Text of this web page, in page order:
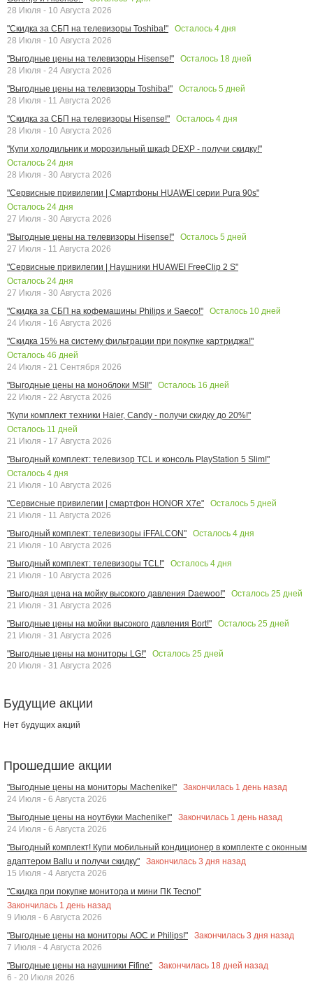
28 Июля - 10 Августа 2026
"Скидка за СБП на телевизоры Toshiba!"
Осталось 4 дня
28 Июля - 10 Августа 2026
"Выгодные цены на телевизоры Hisense!"
Осталось 18 дней
28 Июля - 24 Августа 2026
"Выгодные цены на телевизоры Toshiba!"
Осталось 5 дней
28 Июля - 11 Августа 2026
"Скидка за СБП на телевизоры Hisense!"
Осталось 4 дня
28 Июля - 10 Августа 2026
"Купи холодильник и морозильный шкаф DEXP - получи скидку!"
Осталось 24 дня
28 Июля - 30 Августа 2026
"Сервисные привилегии | Смартфоны HUAWEI серии Pura 90s"
Осталось 24 дня
27 Июля - 30 Августа 2026
"Выгодные цены на телевизоры Hisense!"
Осталось 5 дней
27 Июля - 11 Августа 2026
"Сервисные привилегии | Наушники HUAWEI FreeClip 2 S"
Осталось 24 дня
27 Июля - 30 Августа 2026
"Скидка за СБП на кофемашины Philips и Saeco!"
Осталось 10 дней
24 Июля - 16 Августа 2026
"Скидка 15% на систему фильтрации при покупке картриджа!"
Осталось 46 дней
24 Июля - 21 Сентября 2026
"Выгодные цены на моноблоки MSI!"
Осталось 16 дней
22 Июля - 22 Августа 2026
"Купи комплект техники Haier, Candy - получи скидку до 20%!"
Осталось 11 дней
21 Июля - 17 Августа 2026
"Выгодный комплект: телевизор TCL и консоль PlayStation 5 Slim!"
Осталось 4 дня
21 Июля - 10 Августа 2026
"Сервисные привилегии | смартфон HONOR X7e"
Осталось 5 дней
21 Июля - 11 Августа 2026
"Выгодный комплект: телевизоры iFFALCON"
Осталось 4 дня
21 Июля - 10 Августа 2026
"Выгодный комплект: телевизоры TCL!"
Осталось 4 дня
21 Июля - 10 Августа 2026
"Выгодная цена на мойку высокого давления Daewoo!"
Осталось 25 дней
21 Июля - 31 Августа 2026
"Выгодные цены на мойки высокого давления Bort!"
Осталось 25 дней
21 Июля - 31 Августа 2026
"Выгодные цены на мониторы LG!"
Осталось 25 дней
20 Июля - 31 Августа 2026
Будущие акции
Нет будущих акций
Прошедшие акции
"Выгодные цены на мониторы Machenike!" Закончилась 1 день назад
24 Июля - 6 Августа 2026
"Выгодные цены на ноутбуки Machenike!"
Закончилась 1 день назад
24 Июля - 6 Августа 2026
"Выгодный комплект! Купи мобильный кондиционер в комплекте с оконным
адаптером Ballu и получи скидку"
Закончилась 3 дня назад
15 Июля - 4 Августа 2026
"Скидка при покупке монитора и мини ПК Tecno!"
Закончилась 1 день назад
9 Июля - 6 Августа 2026
"Выгодные цены на мониторы AOC и Philips!"
Закончилась 3 дня назад
7 Июля - 4 Августа 2026
"Выгодные цены на наушники Fifine"
Закончилась 18 дней назад
6 - 20 Июля 2026